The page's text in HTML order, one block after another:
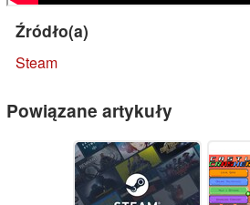
Źródło(a)
Steam
Powiązane artykuły